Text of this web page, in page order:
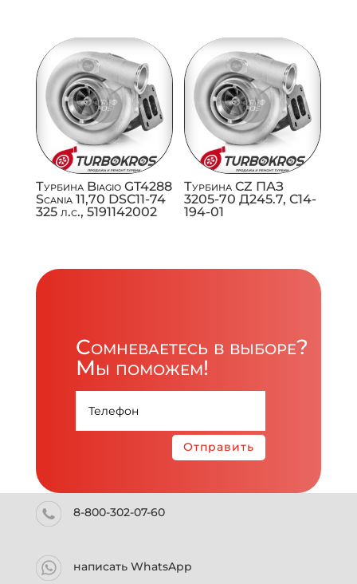
Турбина Biagio GT4288
Scania 11,70 DSC11-74
325 л.с., 5191142002
Турбина CZ ПАЗ
3205-70 Д245.7, C14-
194-01
Сомневаетесь в выборе?
Мы поможем!
Отправить
8-800-302-07-60
написать WhatsApp